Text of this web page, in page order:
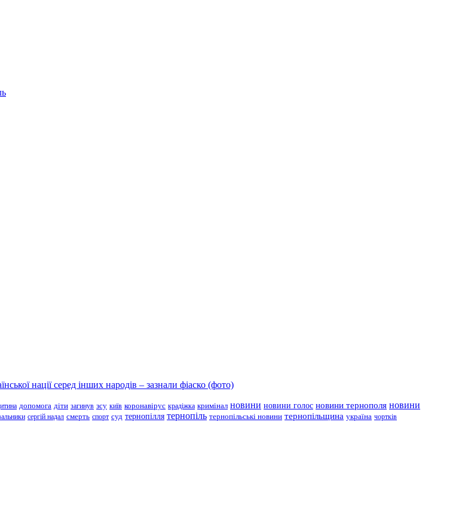
нації серед інших народів – зазнали фіаско (фото)
допомога діти загинув зсу київ коронавірус крадіжка кримінал новини новини голос новини тернополя новини
сергій надал смерть спорт суд тернопілля тернопіль тернопільські новини тернопільщина україна чортків